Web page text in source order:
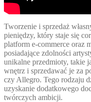
Tworzenie i sprzedaż
pieniędzy, który staje się
platform e-commerce oraz
posiadające zdolności
unikalne przedmioty, takie
wnętrz i sprzedawać je za
czy Allegro. Tego rodzaju
uzyskanie dodatkowego
twórczych ambicji.